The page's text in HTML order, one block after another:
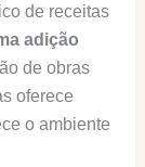
de receitas
adição
de obras
oferece
o ambiente